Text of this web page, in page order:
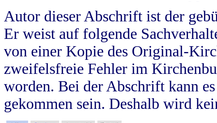
Autor dieser Abschrift ist der
Er weist auf folgende
von einer Kopie des Original-
zweifelsfreie Fehler im
worden. Bei der Abschrift kann
gekommen sein. Deshalb wird